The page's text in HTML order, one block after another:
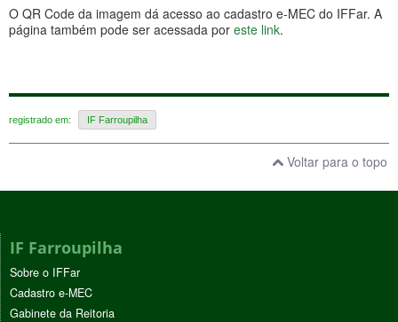
O QR Code da imagem dá acesso ao cadastro e-MEC do IFFar. A
página também pode ser acessada por este link.
registrado em: IF Farroupilha
Voltar para o topo
IF Farroupilha
Sobre o IFFar
Cadastro e-MEC
Gabinete da Reitoria